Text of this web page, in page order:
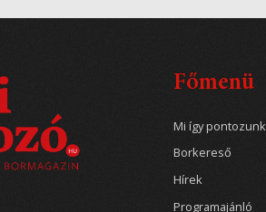
Főmenü
Mi így pontozunk
Borkereső
Hírek
Programajánló